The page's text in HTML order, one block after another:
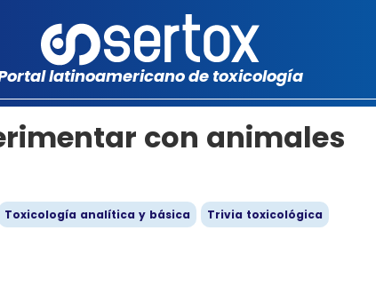
latinoamericano de toxicología
con animales
Toxicología analítica y básica Trivia toxicológica